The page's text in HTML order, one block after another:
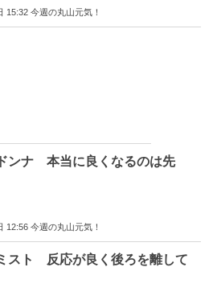
15:32 今週の丸山元気！
ンナ 本当に良くなるのは先
12:56 今週の丸山元気！
スト 反応が良く後ろを離して